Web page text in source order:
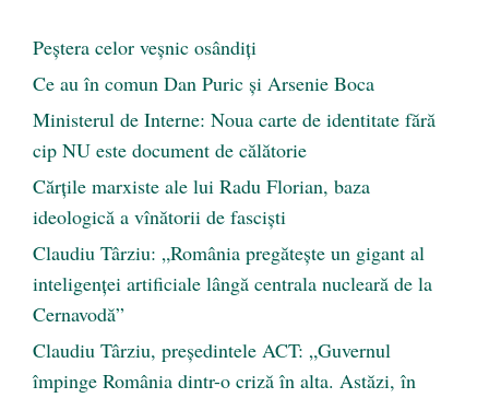
Peştera celor veşnic osândiţi
Ce au în comun Dan Puric şi Arsenie Boca
Ministerul de Interne: Noua carte de identitate fără
cip NU este document de călătorie
Cărţile marxiste ale lui Radu Florian, baza
ideologică a vînătorii de fascişti
Claudiu Târziu: „România pregătește un gigant al
inteligenței artificiale lângă centrala nucleară de la
Cernavodă”
Claudiu Târziu, președintele ACT: „Guvernul
împinge România dintr-o criză în alta. Astăzi, în